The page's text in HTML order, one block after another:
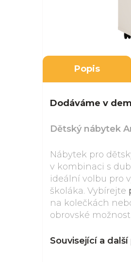
Popis
Dodáváme v
Dětský nábytek
Nábytek pro
v kombinaci s
ideální volbu pro
školáka. Vybírejte
na kolečkách
obrovské
Související a